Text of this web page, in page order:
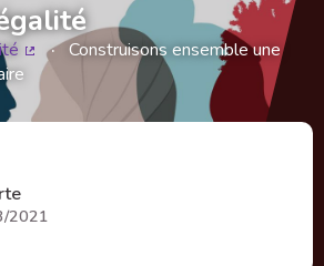
(Lien externe)
Construisons ensemble une
2021